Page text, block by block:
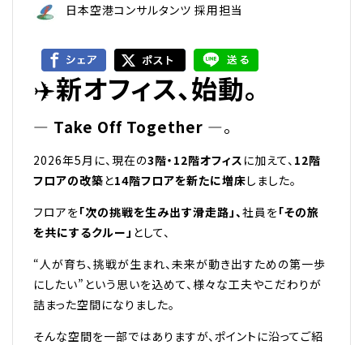
日本空港コンサルタンツ 採用担当
✈️新オフィス、始動。
― Take Off Together ―。
2026年5月に、現在の3階・12階オフィス に加えて、 12階
フロアの改築と14階フロアを新たに増床しました。
フロアを「次の挑戦を生み出す滑走路」、社員を「その旅
を共にするクルー」 として、
“人が育ち、挑戦が生まれ、未来が動き出すための第一歩
にしたい”という思いを込めて、様々な工夫やこだわりが
詰まった空間になりました。
そんな空間を一部ではありますが、ポイントに沿ってご紹